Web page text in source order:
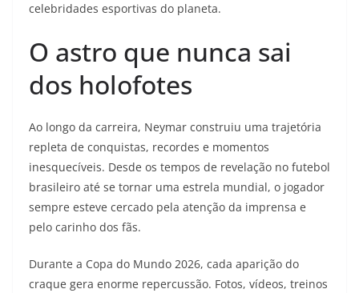
celebridades esportivas do planeta.
O astro que nunca sai
dos holofotes
Ao longo da carreira, Neymar construiu uma trajetória
repleta de conquistas, recordes e momentos
inesquecíveis. Desde os tempos de revelação no futebol
brasileiro até se tornar uma estrela mundial, o jogador
sempre esteve cercado pela atenção da imprensa e
pelo carinho dos fãs.
Durante a Copa do Mundo 2026, cada aparição do
craque gera enorme repercussão. Fotos, vídeos, treinos